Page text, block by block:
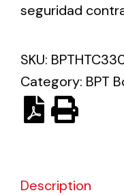
Iluminación
seguridad
SKU:
Category: BPT
Description